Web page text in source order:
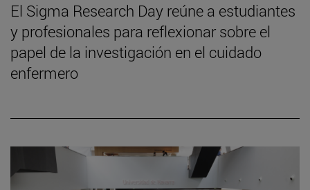
El Sigma Research Day reúne a estudiantes
y profesionales para reflexionar sobre el
papel de la investigación en el cuidado
enfermero